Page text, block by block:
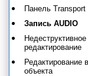
Панель Transport
Запись AUDIO
Недеструктивное
редактирование
Редактирование
объекта